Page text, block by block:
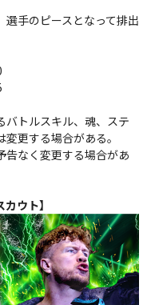
手のピースとなって排出
トルスキル、魂、ステ
更する場合がある。
なく変更する場合があ
ウト】